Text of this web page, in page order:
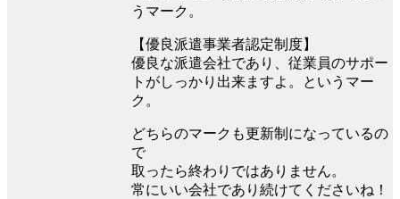
うマーク。
【優良派遣事業者認定制度】
優良な派遣会社であり、従業員のサポー
トがしっかり出来ますよ。というマー
ク。
どちらのマークも更新制になっているの
で
取ったら終わりではありません。
常にいい会社であり続けてくださいね！